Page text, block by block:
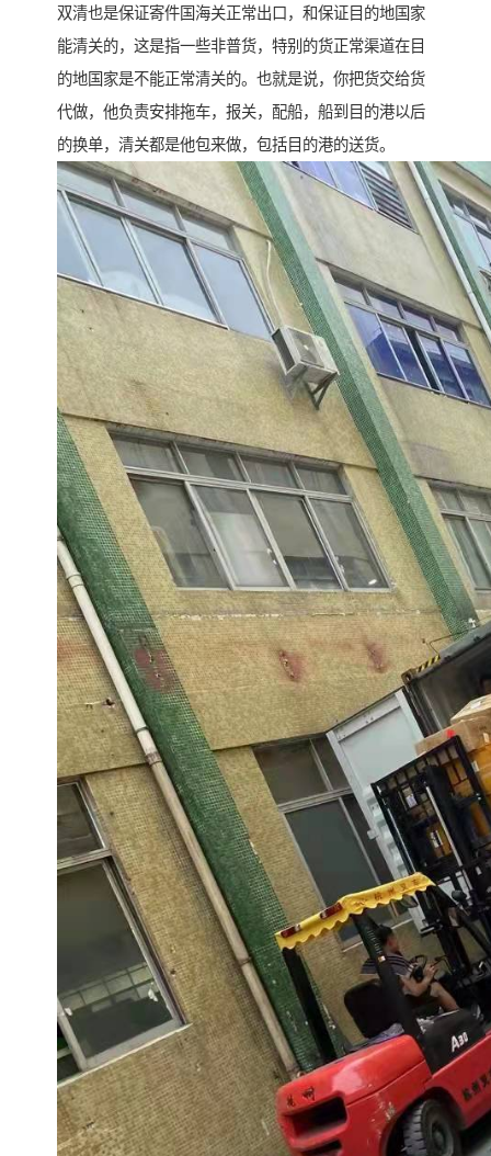
双清也是保证寄件国海关正常出口，和保证目的地国家
能清关的，这是指一些非普货，特别的货正常渠道在目
的地国家是不能正常清关的。也就是说，你把货交给货
代做，他负责安排拖车，报关，配船，船到目的港以后
的换单，清关都是他包来做，包括目的港的送货。